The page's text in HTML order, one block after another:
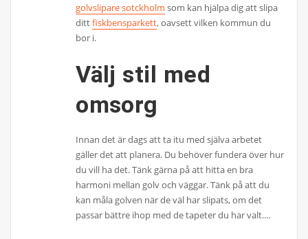
golvslipare sotckholm som kan hjälpa dig att slipa
dittfiskbensparkett, oavsett vilken kommun du
bor i.
Välj stil med
omsorg
Innan det är dags att ta itu med själva arbetet
gäller det att planera. Du behöver fundera över hur
du vill ha det. Tänk gärna på att hitta en bra
harmoni mellan golv och väggar. Tänk på att du
kan måla golven när de väl har slipats, om det
passar bättre ihop med de tapeter du har valt.…